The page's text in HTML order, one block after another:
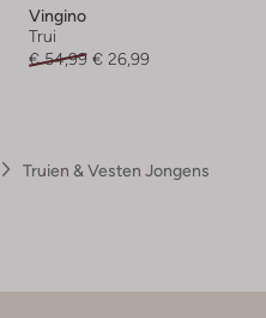
Vingino
Trui
€ 54,99 € 26,99
Truien & Vesten Jongens